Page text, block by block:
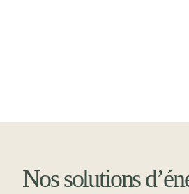
Nos solutions